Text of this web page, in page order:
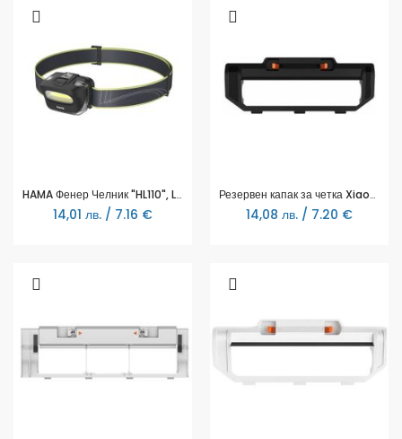
HAMA Фенер Челник "HL110", LED, батерии, спорт
14,01 лв. / 7.16 €
Резервен капак за четка Xiaomi Brush Cover, за Mi Robot Vacuum-Mop P, Черен
14,08 лв. / 7.20 €